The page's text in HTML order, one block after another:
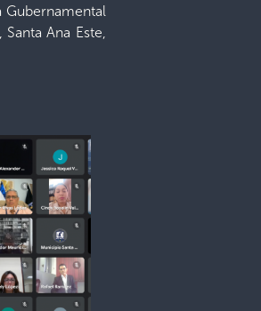
Gubernamental
Ana Este,